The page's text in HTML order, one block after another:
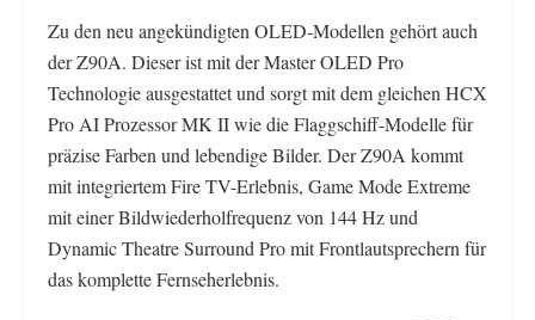
Zu den neu angekündigten OLED-Modellen gehört auch
der Z90A. Dieser ist mit der Master OLED Pro
Technologie ausgestattet und sorgt mit dem gleichen HCX
Pro AI Prozessor MK II wie die Flaggschiff-Modelle für
präzise Farben und lebendige Bilder. Der Z90A kommt
mit integriertem Fire TV-Erlebnis, Game Mode Extreme
mit einer Bildwiederholfrequenz von 144 Hz und
Dynamic Theatre Surround Pro mit Frontlautsprechern für
das komplette Fernseherlebnis.